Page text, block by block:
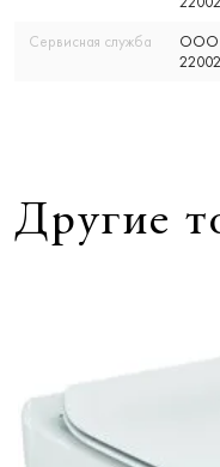
Сервисная служба
ООО
Другие